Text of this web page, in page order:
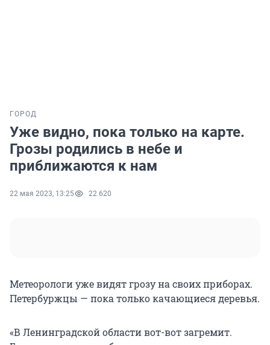
ГОРОД
Уже видно, пока только на карте.
Грозы родились в небе и
приближаются к нам
22 мая 2023, 13:25 22 620
Метеорологи уже видят грозу на своих приборах.
Петербуржцы — пока только качающиеся деревья.
«В Ленинградской области вот-вот загремит.